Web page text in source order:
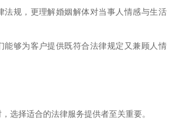
法规，更理解婚姻解体对当事人情感与生活
能够为客户提供既符合法律规定又兼顾人情
选择适合的法律服务提供者至关重要。